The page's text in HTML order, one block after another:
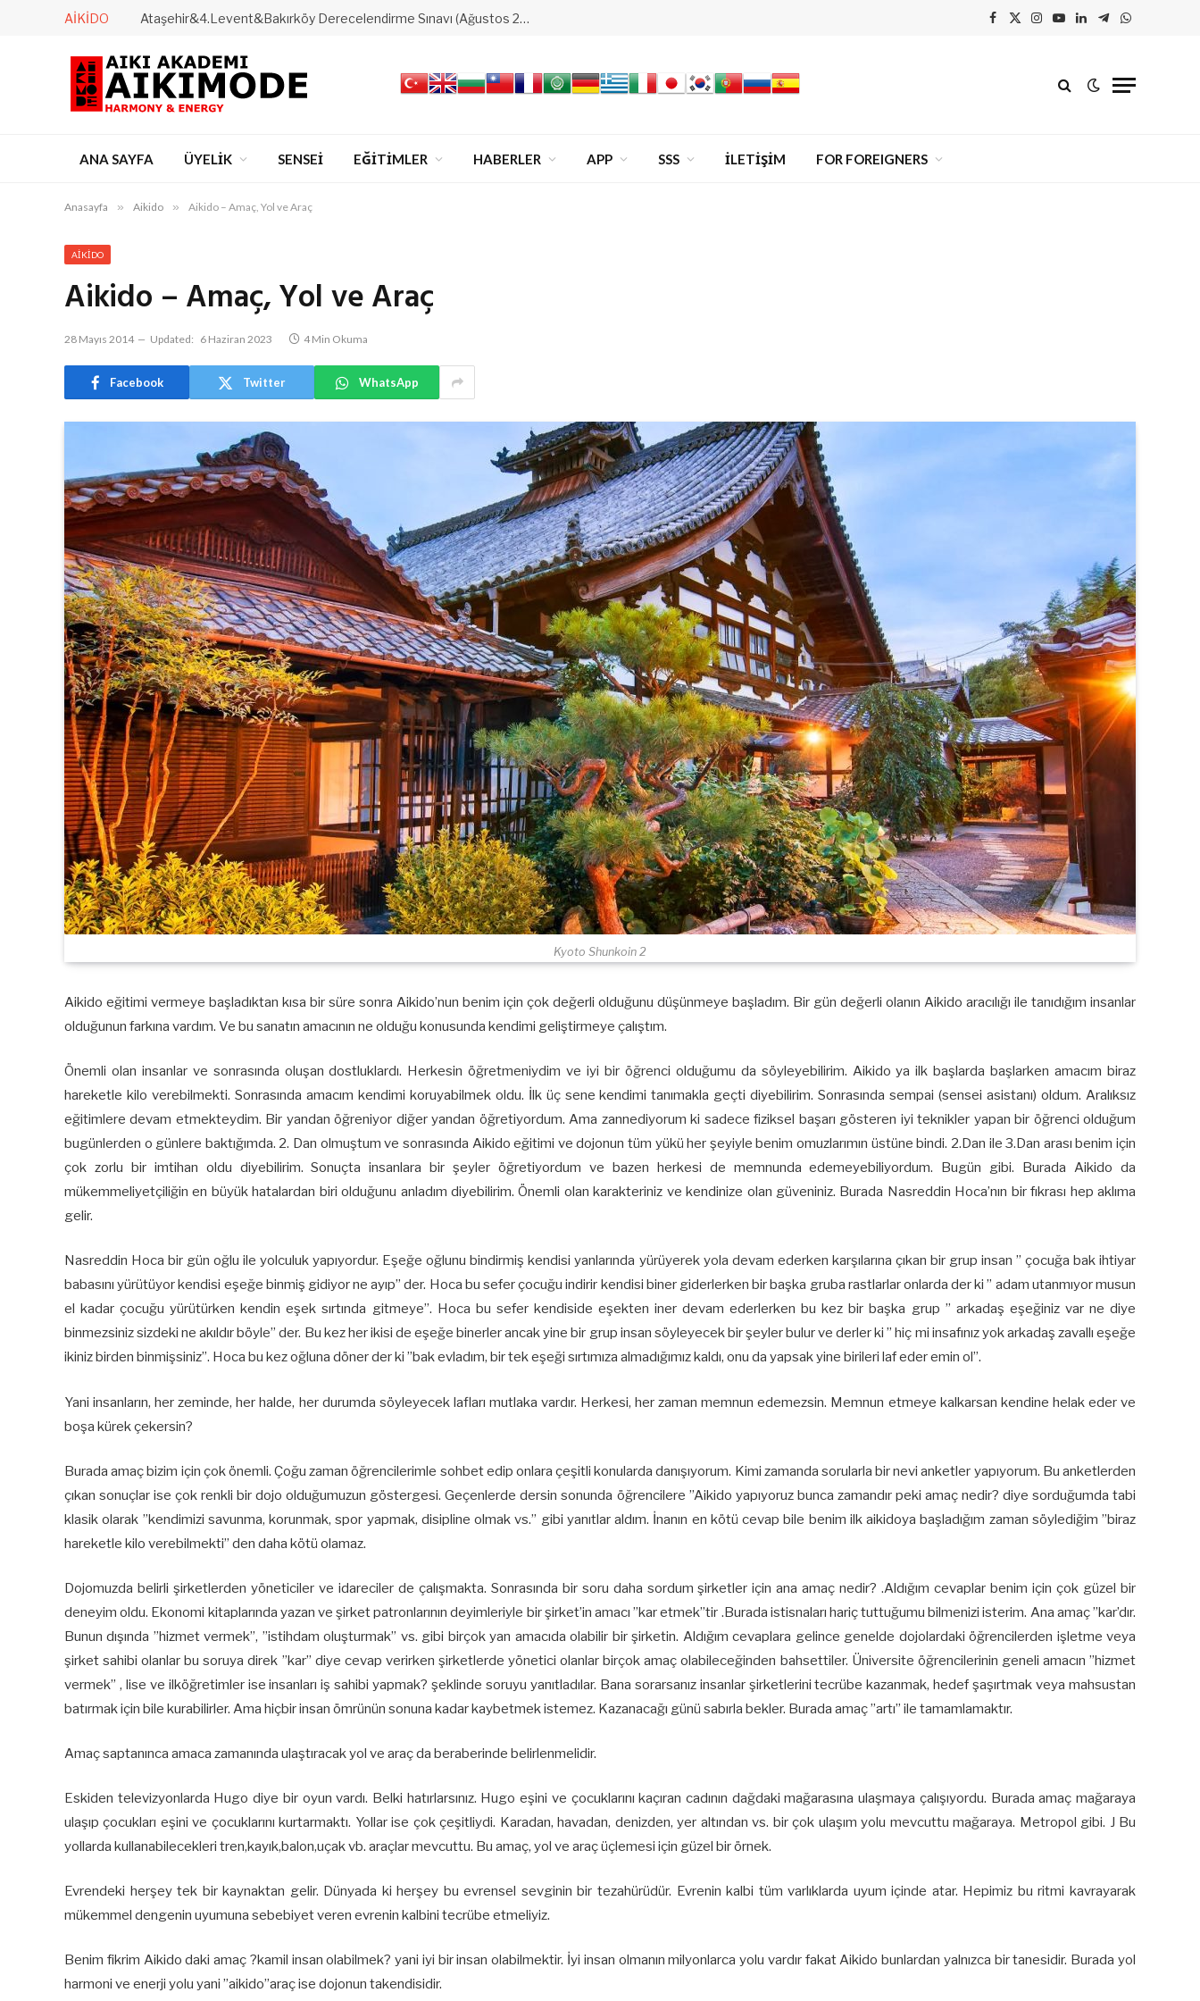
AIKIDO Ataşehir&4.Levent&Bakırköy Derecelendirme Sınavı (Ağustos 2026)
Facebook
X
Instagram
YouTube
Linkedin'de
Telegram
WhatsApp
ANA SAYFA ÜYELİK SENSEİ EĞİTİMLER HABERLER APP SSS İLETİŞİM FOR FOREIGNERS
Anasayfa » Aikido » Aikido – Amaç, Yol ve Araç
AIKIDO
Aikido – Amaç, Yol ve Araç
28 Mayıs 2014 Updated: 6 Haziran 2023 4 Min Okuma
Facebook Twitter WhatsApp
Kyoto Shunkoin 2
Aikido eğitimi vermeye başladıktan kısa bir süre sonra Aikido’nun benim için çok değerli olduğunu düşünmeye başladım. Bir gün değerli olanın Aikido aracılığı ile tanıdığım insanlar
olduğunun farkına vardım. Ve bu sanatın amacının ne olduğu konusunda kendimi geliştirmeye çalıştım.
Önemli olan insanlar ve sonrasında oluşan dostluklardı. Herkesin öğretmeniydim ve iyi bir öğrenci olduğumu da söyleyebilirim. Aikido ya ilk başlarda başlarken amacım biraz
hareketle kilo verebilmekti. Sonrasında amacım kendimi koruyabilmek oldu. İlk üç sene kendimi tanımakla geçti diyebilirim. Sonrasında sempai (sensei asistanı) oldum. Aralıksız
eğitimlere devam etmekteydim. Bir yandan öğreniyor diğer yandan öğretiyordum. Ama zannediyorum ki sadece fiziksel başarı gösteren iyi teknikler yapan bir öğrenci olduğum
bugünlerden o günlere baktığımda. 2. Dan olmuştum ve sonrasında Aikido eğitimi ve dojonun tüm yükü her şeyiyle benim omuzlarımın üstüne bindi. 2.Dan ile 3.Dan arası benim için
çok zorlu bir imtihan oldu diyebilirim. Sonuçta insanlara bir şeyler öğretiyordum ve bazen herkesi de memnunda edemeyebiliyordum. Bugün gibi. Burada Aikido da
mükemmeliyetçiliğin en büyük hatalardan biri olduğunu anladım diyebilirim. Önemli olan karakteriniz ve kendinize olan güveniniz. Burada Nasreddin Hoca’nın bir fıkrası hep aklıma
gelir.
Nasreddin Hoca bir gün oğlu ile yolculuk yapıyordur. Eşeğe oğlunu bindirmiş kendisi yanlarında yürüyerek yola devam ederken karşılarına çıkan bir grup insan ” çocuğa bak ihtiyar
babasını yürütüyor kendisi eşeğe binmiş gidiyor ne ayıp” der. Hoca bu sefer çocuğu indirir kendisi biner giderlerken bir başka gruba rastlarlar onlarda der ki ” adam utanmıyor musun
el kadar çocuğu yürütürken kendin eşek sırtında gitmeye”. Hoca bu sefer kendiside eşekten iner devam ederlerken bu kez bir başka grup ” arkadaş eşeğiniz var ne diye
binmezsiniz sizdeki ne akıldır böyle” der. Bu kez her ikisi de eşeğe binerler ancak yine bir grup insan söyleyecek bir şeyler bulur ve derler ki ” hiç mi insafınız yok arkadaş zavallı eşeğe
ikiniz birden binmişsiniz”. Hoca bu kez oğluna döner der ki ”bak evladım, bir tek eşeği sırtımıza almadığımız kaldı, onu da yapsak yine birileri laf eder emin ol”.
Yani insanların, her zeminde, her halde, her durumda söyleyecek lafları mutlaka vardır. Herkesi, her zaman memnun edemezsin. Memnun etmeye kalkarsan kendine helak eder ve
boşa kürek çekersin?
Burada amaç bizim için çok önemli. Çoğu zaman öğrencilerimle sohbet edip onlara çeşitli konularda danışıyorum. Kimi zamanda sorularla bir nevi anketler yapıyorum. Bu anketlerden
çıkan sonuçlar ise çok renkli bir dojo olduğumuzun göstergesi. Geçenlerde dersin sonunda öğrencilere ”Aikido yapıyoruz bunca zamandır peki amaç nedir? diye sorduğumda tabi
klasik olarak ”kendimizi savunma, korunmak, spor yapmak, disipline olmak vs.” gibi yanıtlar aldım. İnanın en kötü cevap bile benim ilk aikidoya başladığım zaman söylediğim ”biraz
hareketle kilo verebilmekti” den daha kötü olamaz.
Dojomuzda belirli şirketlerden yöneticiler ve idareciler de çalışmakta. Sonrasında bir soru daha sordum şirketler için ana amaç nedir? .Aldığım cevaplar benim için çok güzel bir
deneyim oldu. Ekonomi kitaplarında yazan ve şirket patronlarının deyimleriyle bir şirket’in amacı ”kar etmek”tir .Burada istisnaları hariç tuttuğumu bilmenizi isterim. Ana amaç ”kar’dır.
Bunun dışında ”hizmet vermek”, ”istihdam oluşturmak” vs. gibi birçok yan amacıda olabilir bir şirketin. Aldığım cevaplara gelince genelde dojolardaki öğrencilerden işletme veya
şirket sahibi olanlar bu soruya direk ”kar” diye cevap verirken şirketlerde yönetici olanlar birçok amaç olabileceğinden bahsettiler. Üniversite öğrencilerinin geneli amacın ”hizmet
vermek” , lise ve ilköğretimler ise insanları iş sahibi yapmak? şeklinde soruyu yanıtladılar. Bana sorarsanız insanlar şirketlerini tecrübe kazanmak, hedef şaşırtmak veya mahsustan
batırmak için bile kurabilirler. Ama hiçbir insan ömrünün sonuna kadar kaybetmek istemez. Kazanacağı günü sabırla bekler. Burada amaç ”artı” ile tamamlamaktır.
Amaç saptanınca amaca zamanında ulaştıracak yol ve araç da beraberinde belirlenmelidir.
Eskiden televizyonlarda Hugo diye bir oyun vardı. Belki hatırlarsınız. Hugo eşini ve çocuklarını kaçıran cadının dağdaki mağarasına ulaşmaya çalışıyordu. Burada amaç mağaraya
ulaşıp çocukları eşini ve çocuklarını kurtarmaktı. Yollar ise çok çeşitliydi. Karadan, havadan, denizden, yer altından vs. bir çok ulaşım yolu mevcuttu mağaraya. Metropol gibi. J Bu
yollarda kullanabilecekleri tren,kayık,balon,uçak vb. araçlar mevcuttu. Bu amaç, yol ve araç üçlemesi için güzel bir örnek.
Evrendeki herşey tek bir kaynaktan gelir. Dünyada ki herşey bu evrensel sevginin bir tezahürüdür. Evrenin kalbi tüm varlıklarda uyum içinde atar. Hepimiz bu ritmi kavrayarak
mükemmel dengenin uyumuna sebebiyet veren evrenin kalbini tecrübe etmeliyiz.
Benim fikrim Aikido daki amaç ?kamil insan olabilmek? yani iyi bir insan olabilmektir. İyi insan olmanın milyonlarca yolu vardır fakat Aikido bunlardan yalnızca bir tanesidir. Burada yol
harmoni ve enerji yolu yani ”aikido”araç ise dojonun takendisidir.